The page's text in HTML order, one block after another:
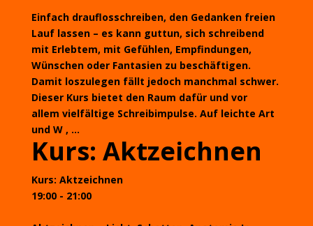
Einfach drauflosschreiben, den Gedanken freien
Lauf lassen – es kann guttun, sich schreibend
mit Erlebtem, mit Gefühlen, Empfindungen,
Wünschen oder Fantasien zu beschäftigen.
Damit loszulegen fällt jedoch manchmal schwer.
Dieser Kurs bietet den Raum dafür und vor
allem vielfältige Schreibimpulse. Auf leichte Art
und W , ...
Kurs: Aktzeichnen
Kurs: Aktzeichnen
19:00 - 21:00